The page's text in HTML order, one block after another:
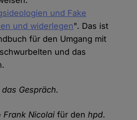
und Fake
und widerlegen". Das ist
für den Umgang mit
und das
Gespräch.
Frank Nicolai für denhpd.